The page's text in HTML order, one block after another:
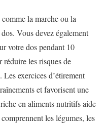
la marche ou la
Vous devez également
votre dos pendant 10
réduire les risques de
exercices d’étirement
et favorisent une
en aliments nutritifs aide
les légumes, les